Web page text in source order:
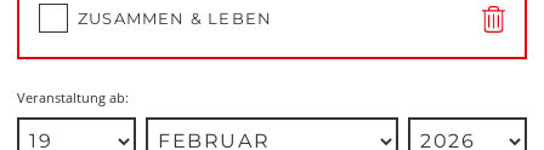
ZUSAMMEN & LEBEN
Veranstaltung ab: